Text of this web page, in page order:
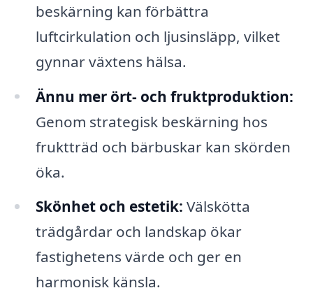
beskärning kan förbättra
luftcirkulation och ljusinsläpp, vilket
gynnar växtens hälsa.
Ännu mer ört- och fruktproduktion:
Genom strategisk beskärning hos
fruktträd och bärbuskar kan skörden
öka.
Skönhet och estetik: Välskötta
trädgårdar och landskap ökar
fastighetens värde och ger en
harmonisk känsla.